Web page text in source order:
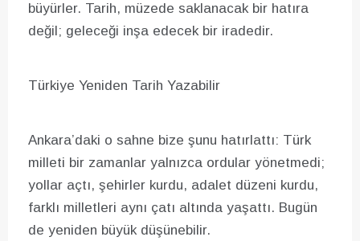
büyürler. Tarih, müzede saklanacak bir hatıra
değil; geleceği inşa edecek bir iradedir.
Türkiye Yeniden Tarih Yazabilir
Ankara’daki o sahne bize şunu hatırlattı: Türk
milleti bir zamanlar yalnızca ordular yönetmedi;
yollar açtı, şehirler kurdu, adalet düzeni kurdu,
farklı milletleri aynı çatı altında yaşattı. Bugün
de yeniden büyük düşünebilir.